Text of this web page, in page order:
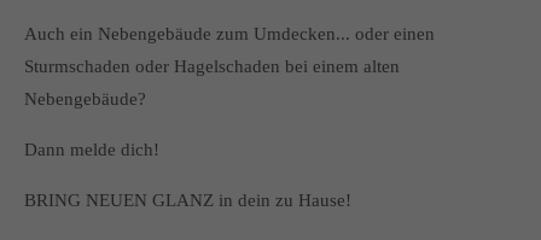
Auch ein Nebengebäude zum Umdecken... oder einen
Sturmschaden oder Hagelschaden bei einem alten
Nebengebäude?
Dann melde dich!
BRING NEUEN GLANZ in dein zu Hause!